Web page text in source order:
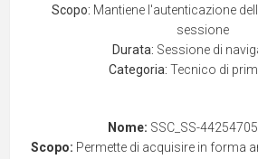
Scopo: Mantiene l'autenticazione
sessione
Durata: Sessione di
Categoria: Tecnico di
Nome: SSC_SS-
Scopo: Permette di acquisire in forma